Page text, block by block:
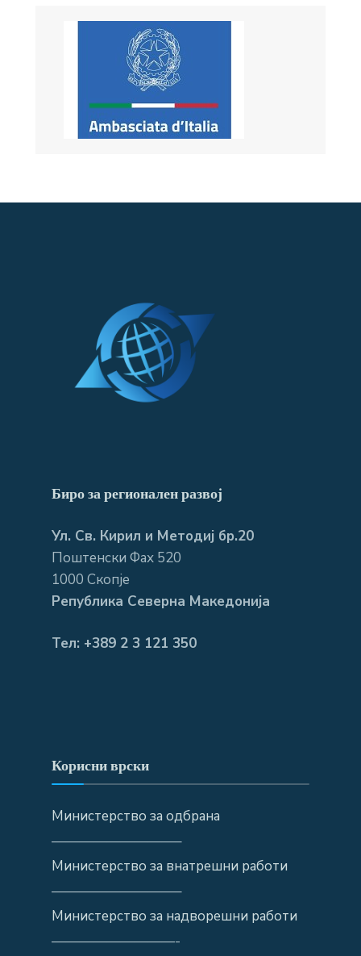
Биро за регионален развој
Ул. Св. Кирил и Методиј бр.20
Поштенски Фах 520
1000 Скопје
Република Северна Македонија
Тел: +389 2 3 121 350
Корисни врски
Министерство за одбрана
—————————–
Министерство за внатрешни работи
—————————–
Министерство за надворешни работи
—————————-